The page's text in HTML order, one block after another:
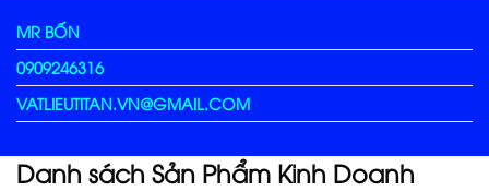
MR BỐN
0909246316
VATLIEUTITAN.VN@GMAIL.COM
Danh sách Sản Phẩm Kinh Doanh